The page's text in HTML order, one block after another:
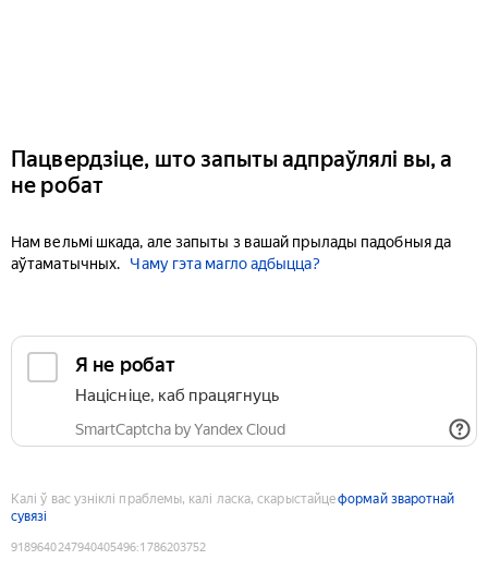
Пацвердзіце, што запыты адпраўлялі вы, а
не робат
Нам вельмі шкада, але запыты з вашай прылады падобныя да
аўтаматычных.
Чаму гэта магло адбыцца?
Я не робат
Націсніце, каб працягнуць
SmartCaptcha by Yandex Cloud
Калі ў вас узніклі праблемы, калі ласка, скарыстайцеформай зваротнай
сувязі
9189640247940405496:1786203752